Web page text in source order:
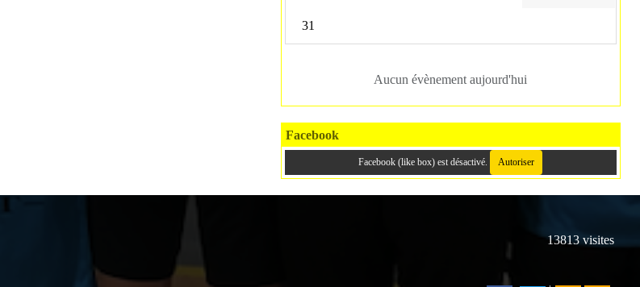
31
Aucun évènement aujourd'hui
Facebook
Facebook (like box) est désactivé. Autoriser
13813 visites